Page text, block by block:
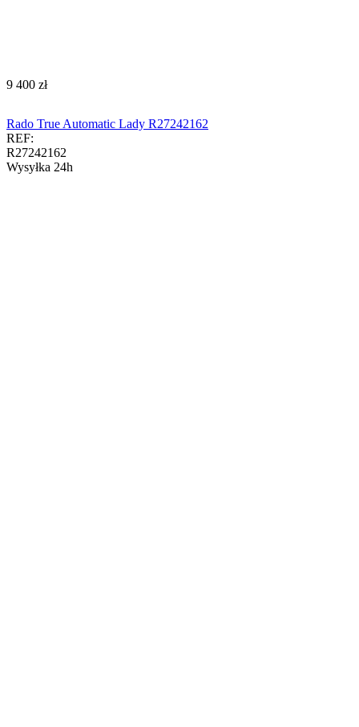
‍9 400‍ zł
Rado True Automatic Lady R27242162
REF:
R27242162
Wysyłka 24h